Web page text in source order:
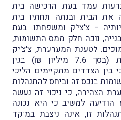
עמד בעת הרכישה בית
את הבית ובנתה תחתיו בית
– צ'צי'ק ומשפחתו. בעת
נוכה חלק ממס התשומות,
לטענת המערערת, צ'צ'יק
העביר כספים למערערת (בסך 7.6 מיליון ₪) בגין
בין הצדדים מתקיימים הליכי
בנכס זה וביחס להתנהלות
הצהירה, כי ניכוי זה נעשה
הודיעה למשיב כי היא נכונה
זו, אינה ניצבת במוקד